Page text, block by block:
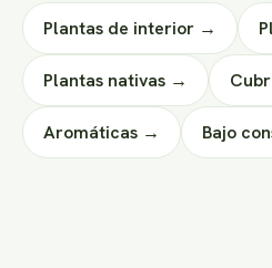
Plantas de interior →
Plantas nativas →
Aromáticas → Bajo